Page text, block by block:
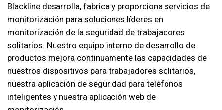
Blackline desarrolla, fabrica y proporciona servicios de
monitorización para soluciones líderes en
monitorización de la seguridad de trabajadores
solitarios. Nuestro equipo interno de desarrollo de
productos mejora continuamente las capacidades de
nuestros dispositivos para trabajadores solitarios,
nuestra aplicación de seguridad para teléfonos
inteligentes y nuestra aplicación web de